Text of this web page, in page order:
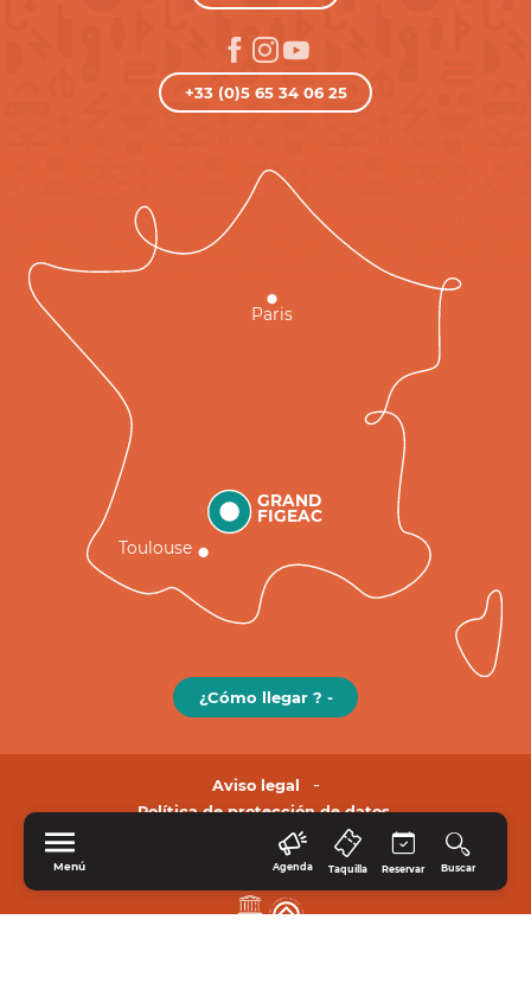
Menú Agenda Taquilla Reservar Buscar
+33 (0)5 65 34 06 25
GRAND
FIGEAC
Toulouse
Paris
¿Cómo llegar ? -
Aviso legal
Política de protección de datos.